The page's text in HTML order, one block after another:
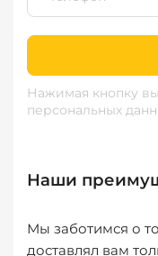
Нажимая кнопку
персональных
Наши
Мы заботимся о
доставлял вам